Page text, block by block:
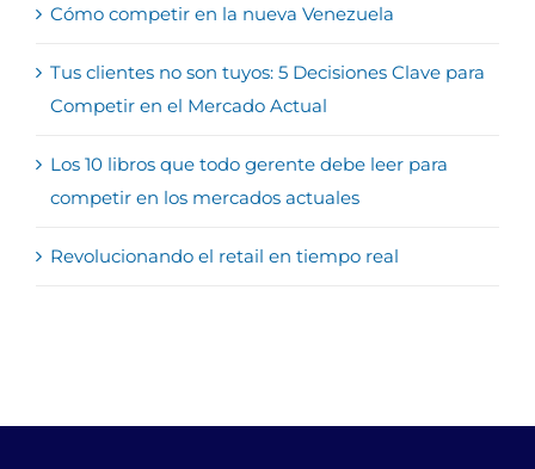
Cómo competir en la nueva Venezuela
Tus clientes no son tuyos: 5 Decisiones Clave para
Competir en el Mercado Actual
Los 10 libros que todo gerente debe leer para
competir en los mercados actuales
Revolucionando el retail en tiempo real